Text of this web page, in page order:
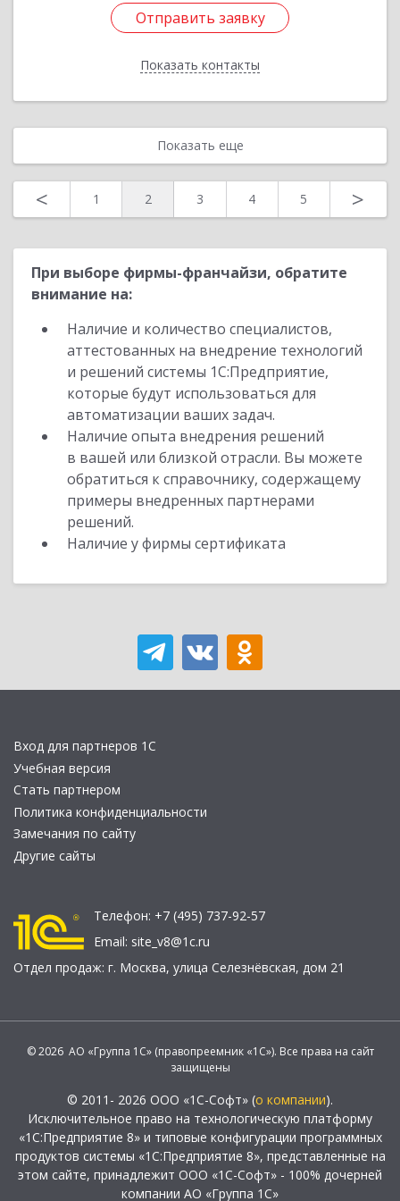
Отправить заявку
Показать контакты
Отправить заявку
Назад
Показать еще
< 1 2 3 4 5 >
При выборе фирмы-франчайзи, обратите
внимание на:
Наличие и количество специалистов,
аттестованных на внедрение технологий
и решений системы 1С:Предприятие,
которые будут использоваться для
автоматизации ваших задач.
Наличие опыта внедрения решений
в вашей или близкой отрасли. Вы можете
обратиться к справочнику, содержащему
примеры внедренных партнерами
решений.
Наличие у фирмы сертификата
Вход для партнеров 1С
Учебная версия
Стать партнером
Политика конфиденциальности
Замечания по сайту
Другие сайты
Телефон: +7 (495) 737-92-57
Email: site_v8@1c.ru
Отдел продаж: г. Москва, улица Селезнёвская, дом 21
© 2026 АО «Группа 1С» (правопреемник «1С»). Все права на сайт
защищены
© 2011- 2026 ООО «1С-Софт» (о компании).
Исключительное право на технологическую платформу
«1С:Предприятие 8» и типовые конфигурации программных
продуктов системы «1С:Предприятие 8», представленные на
этом сайте, принадлежит ООО «1С-Софт» - 100% дочерней
компании АО «Группа 1С»